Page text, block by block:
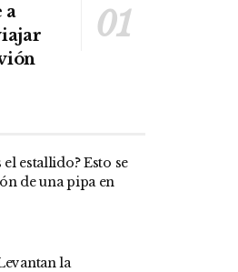
a
estallido? Esto se
de una pipa en
la